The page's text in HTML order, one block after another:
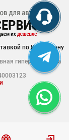
по Казахстану
гиперссылка на